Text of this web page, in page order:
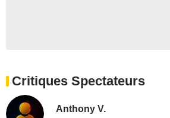
Critiques Spectateurs
Anthony V.